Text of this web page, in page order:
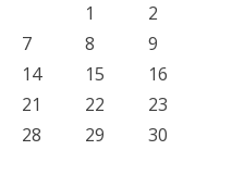
1
2
7 8
9
14 15
16
21 22
23
28 29
30